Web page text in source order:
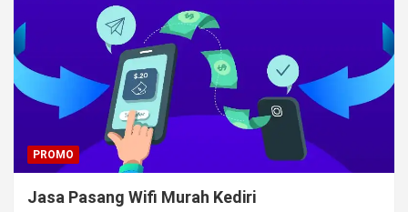
PROMO
Jasa Pasang Wifi Murah Kediri